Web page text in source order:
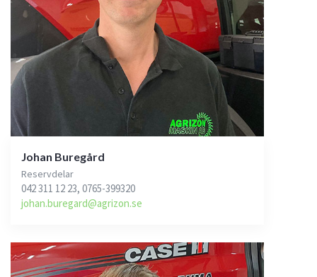
Johan Buregård
Reservdelar
042 311 12 23, 0765-399320
johan.buregard@agrizon.se